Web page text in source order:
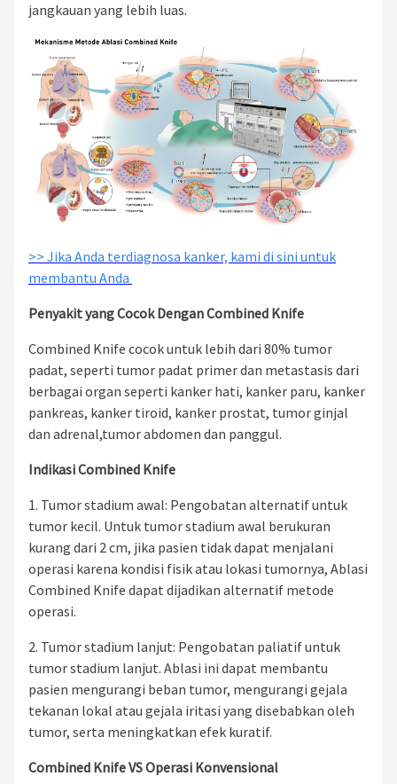
jangkauan yang lebih luas.
>> Jika Anda terdiagnosa kanker, kami di sini untuk
membantu Anda
Penyakit yang Cocok Dengan Combined Knife
Combined Knife cocok untuk lebih dari 80% tumor
padat, seperti tumor padat primer dan metastasis dari
berbagai organ seperti kanker hati, kanker paru, kanker
pankreas, kanker tiroid, kanker prostat, tumor ginjal
dan adrenal,tumor abdomen dan panggul.
Indikasi Combined Knife
1. Tumor stadium awal: Pengobatan alternatif untuk
tumor kecil. Untuk tumor stadium awal berukuran
kurang dari 2 cm, jika pasien tidak dapat menjalani
operasi karena kondisi fisik atau lokasi tumornya, Ablasi
Combined Knife dapat dijadikan alternatif metode
operasi.
2. Tumor stadium lanjut: Pengobatan paliatif untuk
tumor stadium lanjut. Ablasi ini dapat membantu
pasien mengurangi beban tumor, mengurangi gejala
tekanan lokal atau gejala iritasi yang disebabkan oleh
tumor, serta meningkatkan efek kuratif.
Combined Knife VS Operasi Konvensional